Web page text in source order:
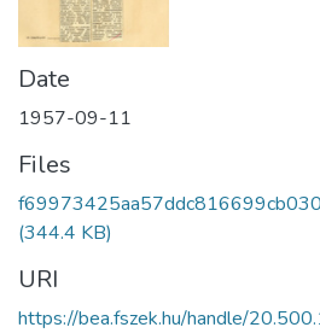
Date
1957-09-11
Files
(344.4 KB)
URI
https://bea.fszek.hu/handle/